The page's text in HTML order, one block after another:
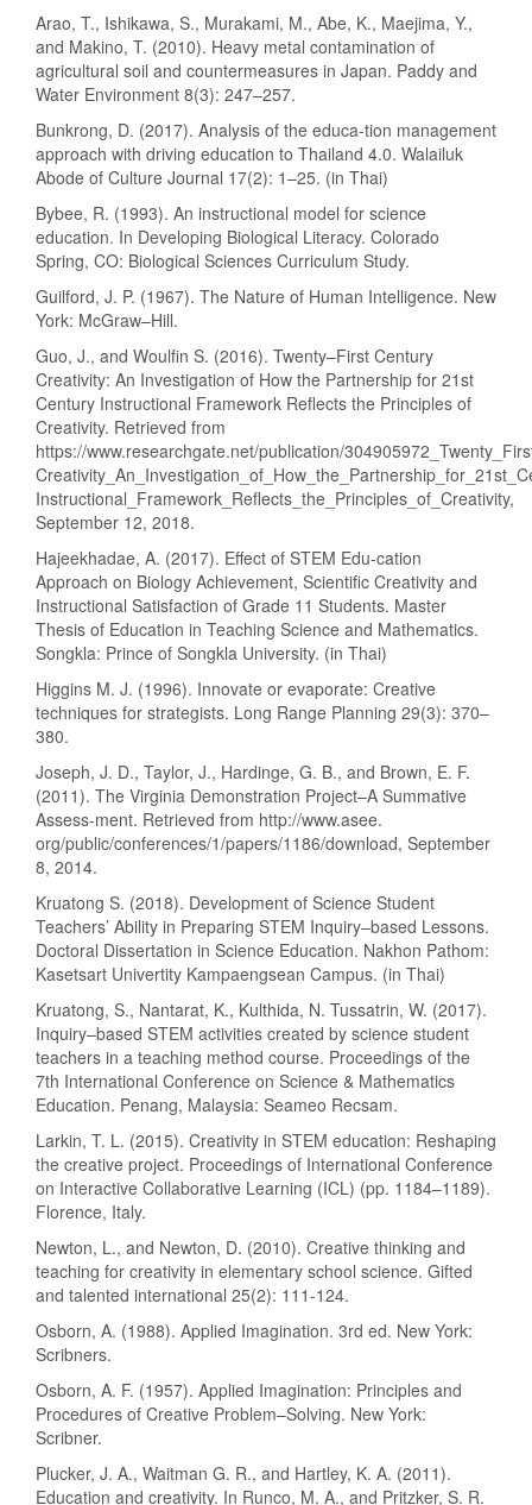
Arao, T., Ishikawa, S., Murakami, M., Abe, K., Maejima, Y.,
and Makino, T. (2010). Heavy metal contamination of
agricultural soil and countermeasures in Japan. Paddy and
Water Environment 8(3): 247–257.
Bunkrong, D. (2017). Analysis of the educa-tion management
approach with driving education to Thailand 4.0. Walailuk
Abode of Culture Journal 17(2): 1–25. (in Thai)
Bybee, R. (1993). An instructional model for science
education. In Developing Biological Literacy. Colorado
Spring, CO: Biological Sciences Curriculum Study.
Guilford, J. P. (1967). The Nature of Human Intelligence. New
York: McGraw–Hill.
Guo, J., and Woulfin S. (2016). Twenty–First Century
Creativity: An Investigation of How the Partnership for 21st
Century Instructional Framework Reflects the Principles of
Creativity. Retrieved from
https://www.researchgate.net/publication/
Instructional_Framework_Reflects_the_Principles_of_Creativity,
September 12, 2018.
Hajeekhadae, A. (2017). Effect of STEM Edu-cation
Approach on Biology Achievement, Scientific Creativity and
Instructional Satisfaction of Grade 11 Students. Master
Thesis of Education in Teaching Science and Mathematics.
Songkla: Prince of Songkla University. (in Thai)
Higgins M. J. (1996). Innovate or evaporate: Creative
techniques for strategists. Long Range Planning 29(3): 370–
380.
Joseph, J. D., Taylor, J., Hardinge, G. B., and Brown, E. F.
(2011). The Virginia Demonstration Project–A Summative
Assess-ment. Retrieved from http://www.asee.
org/public/conferences/1/papers/1186/download, September
8, 2014.
Kruatong S. (2018). Development of Science Student
Teachers’ Ability in Preparing STEM Inquiry–based Lessons.
Doctoral Dissertation in Science Education. Nakhon Pathom:
Kasetsart Univertity Kampaengsean Campus. (in Thai)
Kruatong, S., Nantarat, K., Kulthida, N. Tussatrin, W. (2017).
Inquiry–based STEM activities created by science student
teachers in a teaching method course. Proceedings of the
7th International Conference on Science & Mathematics
Education. Penang, Malaysia: Seameo Recsam.
Larkin, T. L. (2015). Creativity in STEM education: Reshaping
the creative project. Proceedings of International Conference
on Interactive Collaborative Learning (ICL) (pp. 1184–1189).
Florence, Italy.
Newton, L., and Newton, D. (2010). Creative thinking and
teaching for creativity in elementary school science. Gifted
and talented international 25(2): 111-124.
Osborn, A. (1988). Applied Imagination. 3rd ed. New York:
Scribners.
Osborn, A. F. (1957). Applied Imagination: Principles and
Procedures of Creative Problem–Solving. New York:
Scribner.
Plucker, J. A., Waitman G. R., and Hartley, K. A. (2011).
Education and creativity. In Runco, M. A., and Pritzker, S. R.